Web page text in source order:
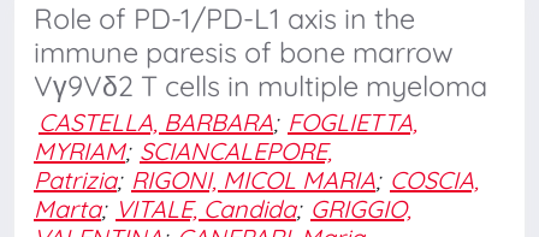
Role of PD-1/PD-L1 axis in the
immune paresis of bone marrow
Vγ9Vδ2 T cells in multiple myeloma
CASTELLA, BARBARA; FOGLIETTA,
MYRIAM; SCIANCALEPORE,
Patrizia; RIGONI, MICOL MARIA; COSCIA,
Marta; VITALE, Candida; GRIGGIO,